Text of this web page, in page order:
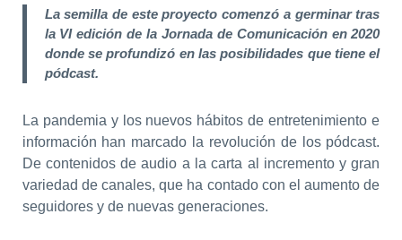
La semilla de este proyecto comenzó a germinar tras
la VI edición de la Jornada de Comunicación en 2020
donde se profundizó en las posibilidades que tiene el
pódcast.
La pandemia y los nuevos hábitos de entretenimiento e
información han marcado la revolución de los pódcast.
De contenidos de audio a la carta al incremento y gran
variedad de canales, que ha contado con el aumento de
seguidores y de nuevas generaciones.